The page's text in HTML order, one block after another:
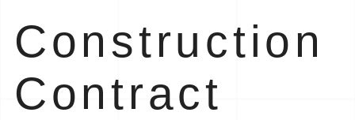
Construction
Contract